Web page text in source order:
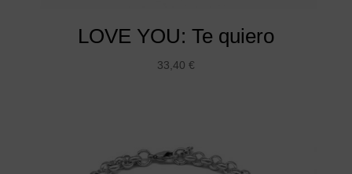
LOVE YOU: Te quiero
33,40 €